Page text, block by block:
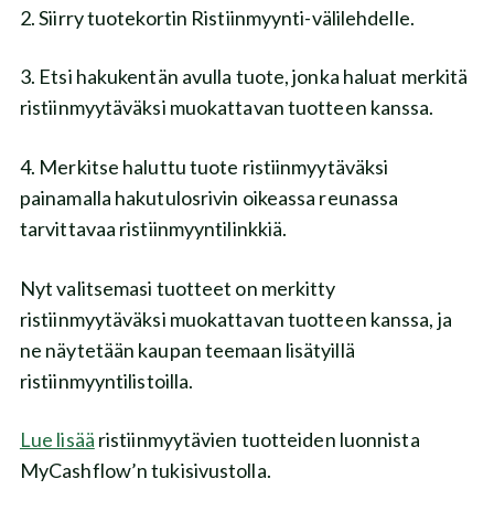
2. Siirry tuotekortin Ristiinmyynti-välilehdelle.
3. Etsi hakukentän avulla tuote, jonka haluat merkitä
ristiinmyytäväksi muokattavan tuotteen kanssa.
4. Merkitse haluttu tuote ristiinmyytäväksi
painamalla hakutulosrivin oikeassa reunassa
tarvittavaa ristiinmyyntilinkkiä.
Nyt valitsemasi tuotteet on merkitty
ristiinmyytäväksi muokattavan tuotteen kanssa, ja
ne näytetään kaupan teemaan lisätyillä
ristiinmyyntilistoilla.
Lue lisää ristiinmyytävien tuotteiden luonnista
MyCashflow’n tukisivustolla.